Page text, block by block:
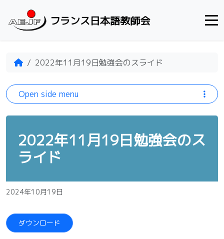
フランス日本語教師会
Home2022年11月19日勉強会のスライド
2022年11月19日勉強会のス
ライド
2024年10月19日
ダウンロード
Open side menu